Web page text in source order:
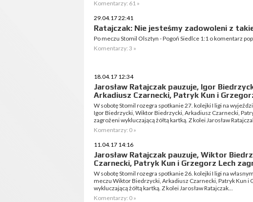
Komentarzy: 61 »
29.04.17 22:41
Ratajczak: Nie jesteśmy zadowoleni z
Po meczu Stomil Olsztyn - Pogoń Siedlce 1:1 o komentarz
Komentarzy: 3 »
18.04.17 12:34
Jarosław Ratajczak pauzuje, Igor
Arkadiusz Czarnecki, Patryk Kun i
W sobotę Stomil rozegra spotkanie 27. kolejki I ligi na
Igor Biedrzycki, Wiktor Biedrzycki, Arkadiusz Czarnecki,
zagrożeni wykluczającą żółtą kartką. Z kolei Jarosław
Komentarzy: 0 »
11.04.17 14:16
Jarosław Ratajczak pauzuje, Wiktor
Czarnecki, Patryk Kun i Grzegorz Lech
W sobotę Stomil rozegra spotkanie 26. kolejki I ligi na
meczu Wiktor Biedrzycki, Arkadiusz Czarnecki, Patryk Kun i
wykluczającą żółtą kartką. Z kolei Jarosław Ratajczak...
Komentarzy: 0 »